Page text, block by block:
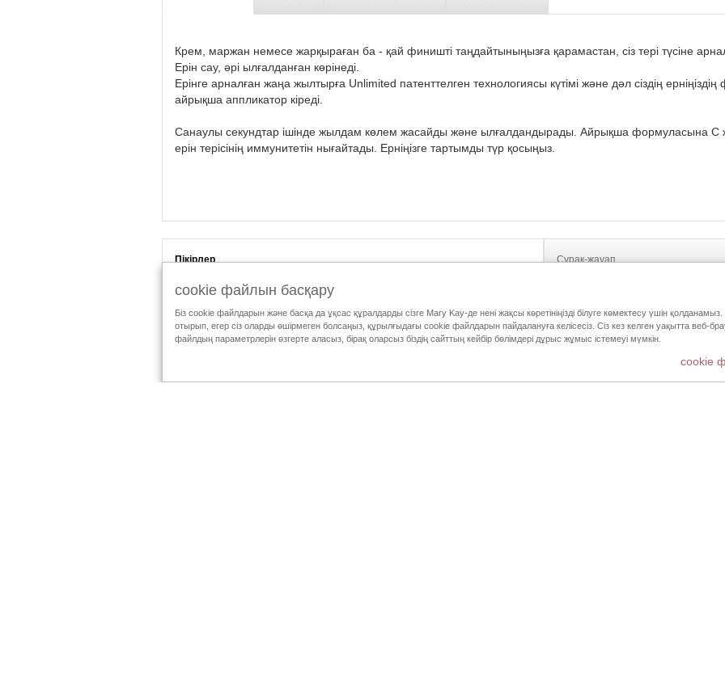
Крем, маржан немесе жарқыраған ба - қай финишті таңдайтыныңызға қарамастан, сіз тері түсіне
Ерін сау, әрі ылғалданған көрінеді.
Ерінге арналған жаңа жылтырға Unlimited патенттелген технологиясы күтімі және дәл сіздің
айрықша аппликатор кіреді.
Санаулы секундтар ішінде жылдам көлем жасайды және ылғалдандырады. Айрықша формуласына С
ерін терісінің иммунитетін нығайтады. Ерніңізге тартымды түр қосыңыз.
Пікірлер Сұрақ-жауап
5.0
100%
5
4
cookie файлын басқару
Біз cookie файлдарын және басқа да ұқсас құралдарды сізге Mary Kay-де нені жақсы көретініңізді білуге көмектесу үшін
отырып, егер сіз оларды өшірмеген болсаңыз, құрылғыдағы cookie файлдарын пайдалануға келісесіз. Сіз кез келген уақытта веб-
файлдың параметрлерін өзгерте аласыз, бірақ оларсыз біздің сайттың кейбір бөлімдері дұрыс жұмыс істемеуі мүмкін.
cookie